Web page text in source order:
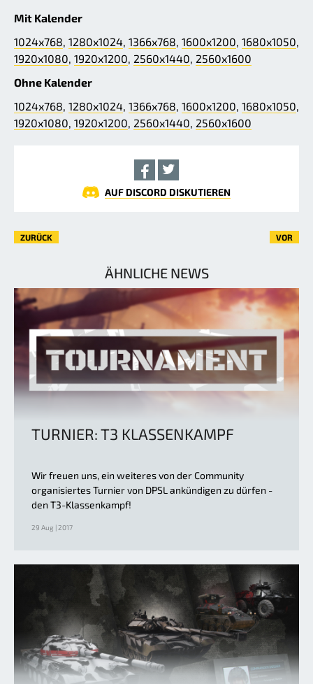
Mit Kalender
1024x768 1280x1024 1366x768 1600x1200 1680x1050
1920x1080 1920x1200 2560x1440 2560x1600
Ohne Kalender
1024x768 1280x1024 1366x768 1600x1200 1680x1050
1920x1080 1920x1200 2560x1440 2560x1600
AUF DISCORD DISKUTIEREN
ZURÜCK VOR
ÄHNLICHE NEWS
TURNIER: T3 KLASSENKAMPF
Wir freuen uns, ein weiteres von der Community
organisiertes Turnier von DPSL ankündigen zu dürfen -
den T3-Klassenkampf!
29 Aug | 2017